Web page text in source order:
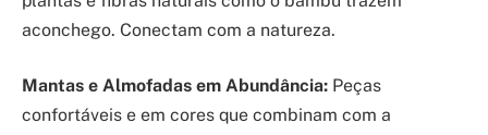
aconchego. Conectam com a natureza.
Mantas e Almofadas em Abundância: Peças
confortáveis e em cores que combinam com a